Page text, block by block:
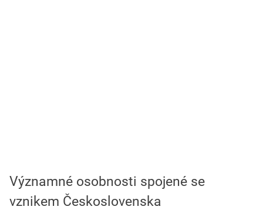
Významné osobnosti spojené se
vznikem Československa